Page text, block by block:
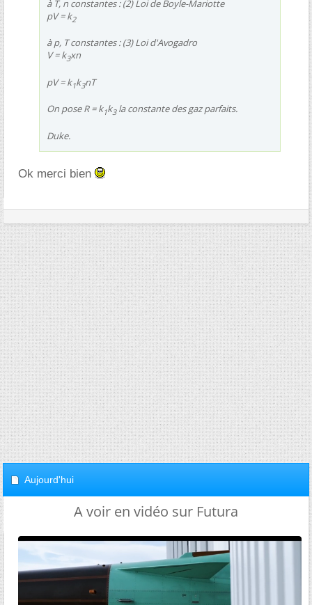
à T, n constantes : (2) Loi de Boyle-Mariotte
pV = k2
à p, T constantes : (3) Loi d'Avogadro
V = k3xn
pV = k1k3nT
On pose R = k 1k3la constante des gaz parfaits.
Duke.
Ok merci bien
Aujourd'hui
A voir en vidéo sur Futura